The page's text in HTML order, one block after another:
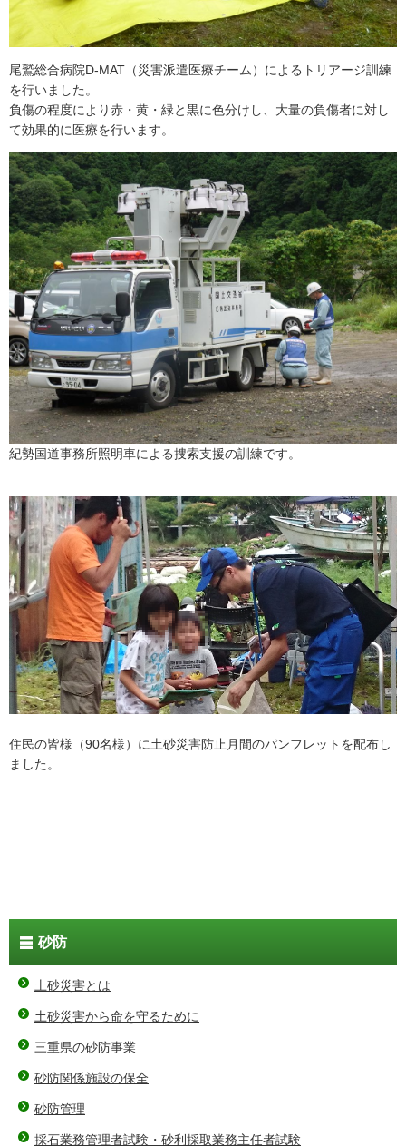
尾鷲総合病院D-MAT（災害派遣医療チーム）によるトリアージ訓練
を行いました。
負傷の程度により赤・黄・緑と黒に色分けし、大量の負傷者に対し
て効果的に医療を行います。
紀勢国道事務所照明車による捜索支援の訓練です。
住民の皆様（90名様）に土砂災害防止月間のパンフレットを配布し
ました。
砂防
土砂災害とは
土砂災害から命を守るために
三重県の砂防事業
砂防関係施設の保全
砂防管理
採石業務管理者試験・砂利採取業務主任者試験